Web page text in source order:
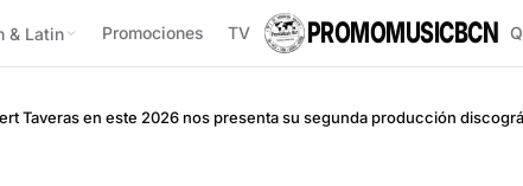
& Latin Promociones TV PROMOMUSICBCN
Taveras en este 2026 nos presenta su segunda producción